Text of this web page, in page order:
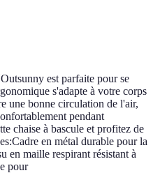
est parfaite pour se
s'adapte à votre corps
une bonne circulation de l'air,
pendant
chaise à bascule et profitez de
en métal durable pour la
en maille respirant résistant à
pour